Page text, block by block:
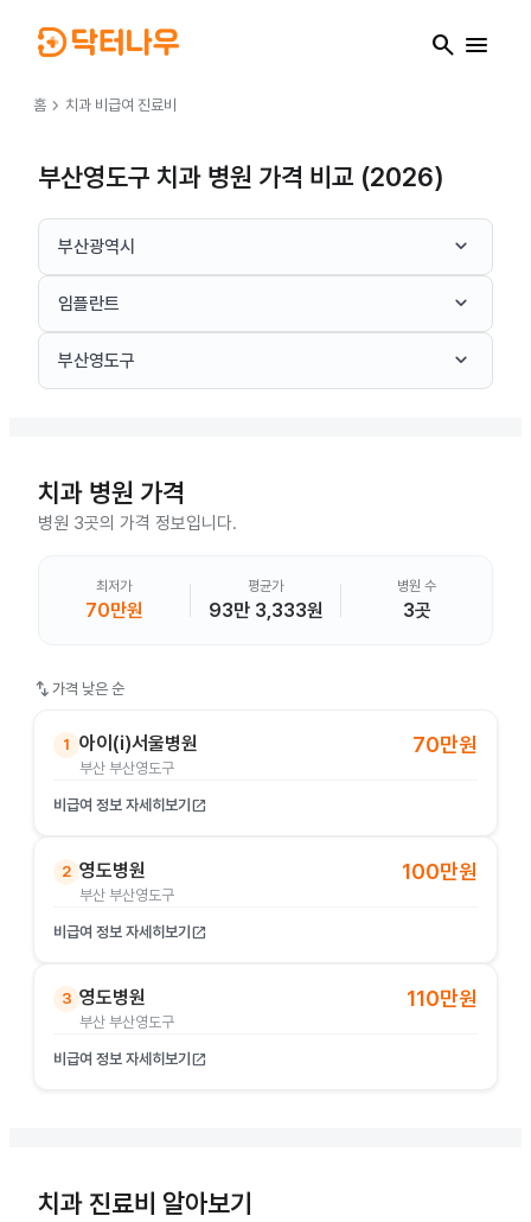
search menu
홈 chevron_right 치과 비급여 진료비
부산영도구 치과 병원 가격 비교 (2026)
부산광역시 keyboard_arrow_down
임플란트 keyboard_arrow_down
부산영도구 keyboard_arrow_down
치과 병원 가격
병원 3곳의 가격 정보입니다.
최저가
70만원
평균가
93만 3,333원
병원 수
3곳
swap_vert 가격 낮은 순
1 아이(i)서울병원
부산 부산영도구
70만원
비급여 정보 자세히보기 open_in_new
2 영도병원
부산 부산영도구
100만원
비급여 정보 자세히보기 open_in_new
3 영도병원
부산 부산영도구
110만원
비급여 정보 자세히보기 open_in_new
치과 진료비 알아보기